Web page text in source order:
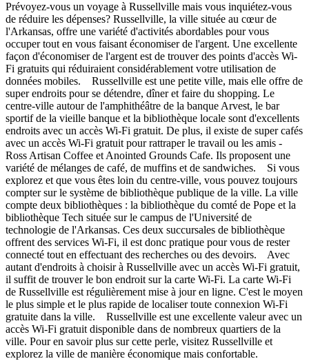
Prévoyez-vous un voyage à Russellville mais vous inquiétez-vous
de réduire les dépenses? Russellville, la ville située au cœur de
l'Arkansas, offre une variété d'activités abordables pour vous
occuper tout en vous faisant économiser de l'argent. Une excellente
façon d'économiser de l'argent est de trouver des points d'accès Wi-
Fi gratuits qui réduiraient considérablement votre utilisation de
données mobiles. Russellville est une petite ville, mais elle offre de
super endroits pour se détendre, dîner et faire du shopping. Le
centre-ville autour de l'amphithéâtre de la banque Arvest, le bar
sportif de la vieille banque et la bibliothèque locale sont d'excellents
endroits avec un accès Wi-Fi gratuit. De plus, il existe de super cafés
avec un accès Wi-Fi gratuit pour rattraper le travail ou les amis -
Ross Artisan Coffee et Anointed Grounds Cafe. Ils proposent une
variété de mélanges de café, de muffins et de sandwiches. Si vous
explorez et que vous êtes loin du centre-ville, vous pouvez toujours
compter sur le système de bibliothèque publique de la ville. La ville
compte deux bibliothèques : la bibliothèque du comté de Pope et la
bibliothèque Tech située sur le campus de l'Université de
technologie de l'Arkansas. Ces deux succursales de bibliothèque
offrent des services Wi-Fi, il est donc pratique pour vous de rester
connecté tout en effectuant des recherches ou des devoirs. Avec
autant d'endroits à choisir à Russellville avec un accès Wi-Fi gratuit,
il suffit de trouver le bon endroit sur la carte Wi-Fi. La carte Wi-Fi
de Russellville est régulièrement mise à jour en ligne. C'est le moyen
le plus simple et le plus rapide de localiser toute connexion Wi-Fi
gratuite dans la ville. Russellville est une excellente valeur avec un
accès Wi-Fi gratuit disponible dans de nombreux quartiers de la
ville. Pour en savoir plus sur cette perle, visitez Russellville et
explorez la ville de manière économique mais confortable.